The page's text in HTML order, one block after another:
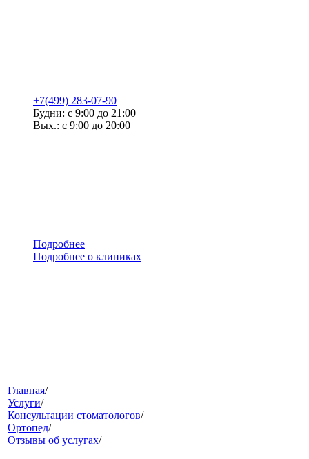
+7(499) 283-07-90
Будни: с 9:00 до 21:00
Вых.: с 9:00 до 20:00
Подробнее
Подробнее о клиниках
меню
Главная/
Услуги/
Консультации стоматологов/
Ортопед/
Отзывы об услугах/